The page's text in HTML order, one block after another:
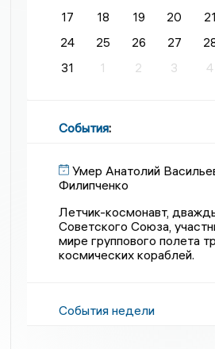
17
18 19 20 21
24
25 26 27
31
1 2 3 4
События:
Умер Анатолий
Филипченко
Летчик-космонавт,
Советского Союза,
мире группового полета
космических кораблей.
События недели